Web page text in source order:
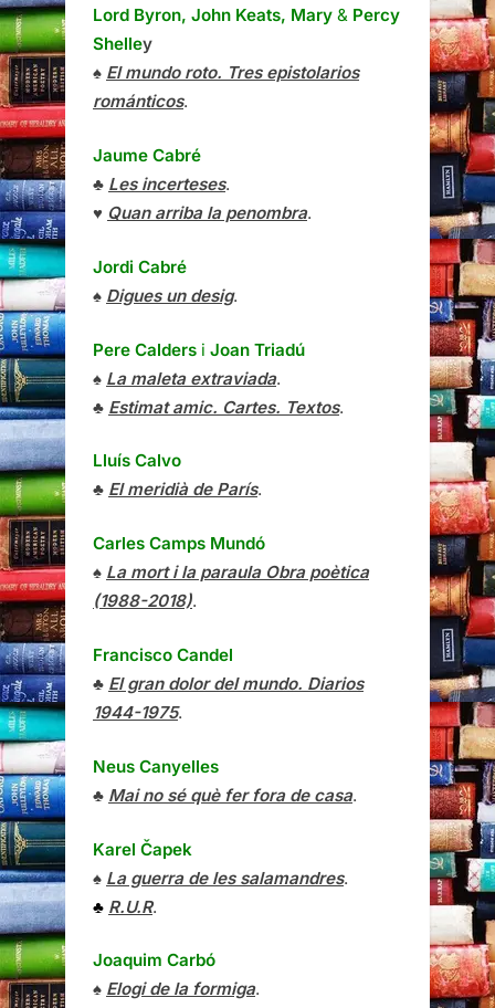
Lord Byron, John Keats, Mary & Percy
Shelley
♠ El mundo roto. Tres epistolarios
románticos.
Jaume Cabré
♣ Les incerteses.
♥ Quan arriba la penombra.
Jordi Cabré
♠ Digues un desig.
Pere Calders i Joan Triadú
♠ La maleta extraviada.
♣ Estimat amic. Cartes. Textos.
Lluís Calvo
♣ El meridià de París.
Carles Camps Mundó
♠ La mort i la paraula Obra poètica
(1988-2018).
Francisco Candel
♣ El gran dolor del mundo. Diarios
1944-1975.
Neus Canyelles
♣ Mai no sé què fer fora de casa.
Karel Čapek
♠ La guerra de les salamandres.
♣ R.U.R.
Joaquim Carbó
♠ Elogi de la formiga.